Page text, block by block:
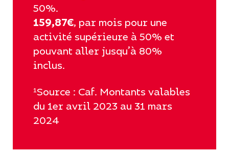
50%.
159,87€, par mois pour une
activité supérieure à 50% et
pouvant aller jusqu’à 80%
inclus.
¹Source : Caf. Montants valables
du 1er avril 2023 au 31 mars
2024